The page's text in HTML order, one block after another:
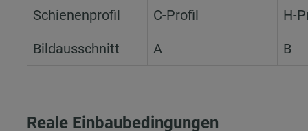
Schienenprofil C-Profil H-
Bildausschnitt A B
Reale Einbaubedingungen